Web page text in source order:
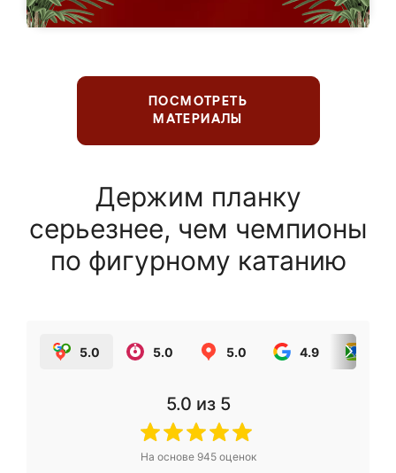
ПОСМОТРЕТЬ
МАТЕРИАЛЫ
Держим планку
серьезнее, чем чемпионы
по фигурному катанию
5.0 5.0 5.0 4.9
5.0 из 5
На основе 945оценок